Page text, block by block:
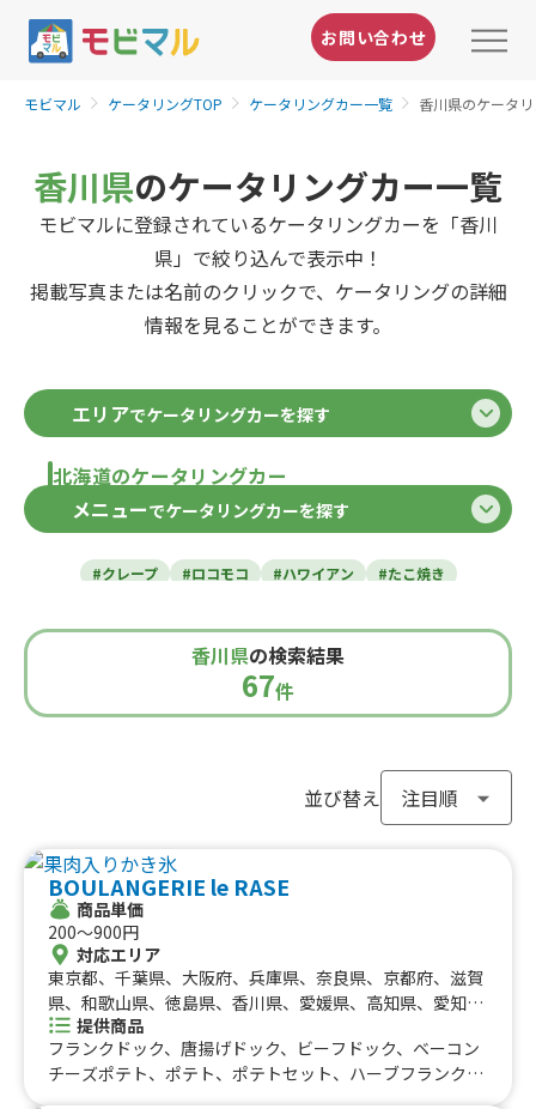
お問い合わせ
モビマル ケータリングTOP ケータリングカー一覧 香川県のケータ
香川県のケータリングカー一覧
モビマルに登録されているケータリングカーを「香川
県」で絞り込んで表示中！
掲載写真または名前のクリックで、ケータリングの詳細
情報を見ることができます。
エリアでケータリングカーを探す
北海道のケータリングカー
北海道
関東のケータリングカー
埼玉県栃木県
北信越のケータリングカー
東海のケータリングカー
愛知県静岡県三重県岐阜県
中国のケータリングカー
鳥取県島根県岡山県広島県山口県
四国のケータリングカー
徳島県香川県愛媛県高知県
九州のケータリングカー
メニューでケータリングカーを探す
#クレープ #ロコモコ #ハワイアン
#たこ焼き
#餃子・小籠包
#唐揚げ #ドリンク
#タピオカ
#イタリアン #カレー
#ケバブ #コーヒー
#タコライス
#焼きそば
#焼き鳥
#おにぎり
#ローストビーフ
#スムージー
#アイスクリーム
#クリームソーダ
#ケーキ
#クロッフル #モンブラン #お弁当
#パフェ
#フルーツジュース
#パン #韓国料理
#パンケーキ
#海鮮
#和菓子 #和食 #ご当地グルメ
#串焼き
#流行グルメ
#丼ぶり #台湾料理
#ベトナム料理
香川県の検索結果
67件
並び替え
BOULANGERIE le RASE
商品単価
200〜900円
対応エリア
東京都、千葉県、大阪府、兵庫県、奈良県、京都府、滋賀
県、和歌山県、徳島県、香川県、愛媛県、高知県、愛知
県、岐阜県、北海道、神奈川県、埼玉県、栃木県、静岡
県、三重県、広島県、福岡県、長崎県、茨城県、群馬県、
山梨県、新潟県、富山県、石川県、福井県、長野県、鳥取
提供商品
フランクドック、唐揚げドック、ビーフドック、ベーコン
チーズポテト、ポテト、ポテトセット、ハーブフランク、